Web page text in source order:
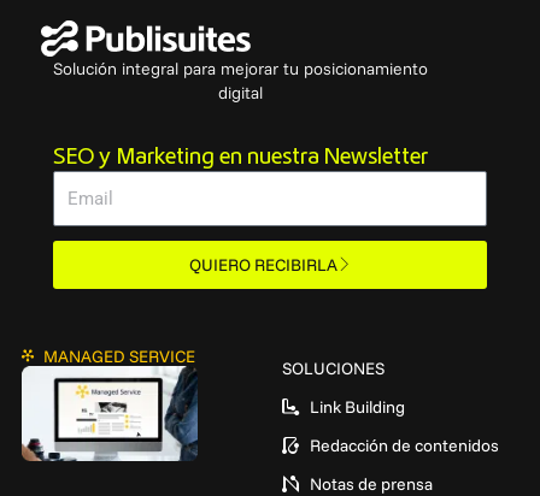
Solución integral para mejorar tu posicionamiento
digital
SEO y Marketing en nuestra Newsletter
QUIERO RECIBIRLA
MANAGED SERVICE
SOLUCIONES
Link Building
Redacción de contenidos
Notas de prensa